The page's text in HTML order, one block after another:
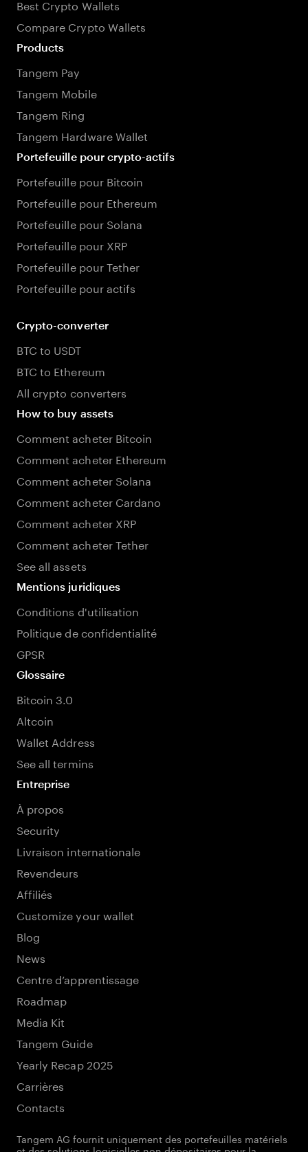
Best Crypto Wallets
Compare Crypto Wallets
Products
Tangem Pay
Tangem Mobile
Tangem Ring
Tangem Hardware Wallet
Portefeuille pour crypto-actifs
Portefeuille pour Bitcoin
Portefeuille pour Ethereum
Portefeuille pour Solana
Portefeuille pour XRP
Portefeuille pour Tether
Portefeuille pour actifs
Crypto-converter
BTC to USDT
BTC to Ethereum
All crypto converters
How to buy assets
Comment acheter Bitcoin
Comment acheter Ethereum
Comment acheter Solana
Comment acheter Cardano
Comment acheter XRP
Comment acheter Tether
See all assets
Mentions juridiques
Conditions d'utilisation
Politique de confidentialité
GPSR
Glossaire
Bitcoin 3.0
Altcoin
Wallet Address
See all termins
Entreprise
À propos
Security
Livraison internationale
Revendeurs
Affiliés
Customize your wallet
Blog
News
Centre d’apprentissage
Roadmap
Media Kit
Tangem Guide
Yearly Recap 2025
Carrières
Contacts
Tangem AG fournit uniquement des portefeuilles matériels